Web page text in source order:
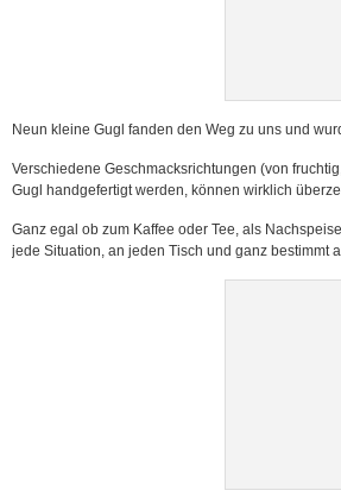
Neun kleine Gugl fanden den Weg zu uns und
Verschiedene Geschmacksrichtungen (von
Gugl handgefertigt werden, können wirklich
Ganz egal ob zum Kaffee oder Tee, als
jede Situation, an jeden Tisch und ganz bestimmt